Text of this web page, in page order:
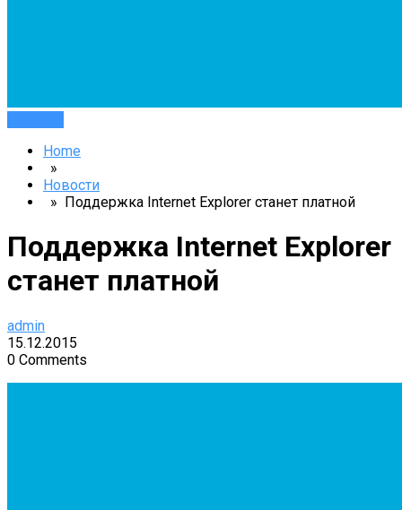
Home
»
Новости
» Поддержка Internet Explorer станет платной
Поддержка Internet Explorer
станет платной
admin
15.12.2015
0 Comments